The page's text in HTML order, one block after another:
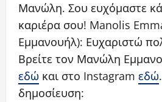
Μανώλη. Σου ευχόμαστε
καριέρα σου! Manolis
Εμμανουήλ): Ευχαριστώ
Βρείτε τον Μανώλη
εδώ και στο Instagram εδώ
δημοσίευση: